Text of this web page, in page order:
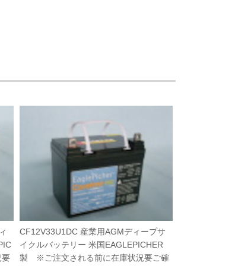
CF12V33U1DC 産業用AGMディープサ
イクルバッテリー 米国EAGLEPICHER
製 ※ご注文される前に在庫状況要ご確